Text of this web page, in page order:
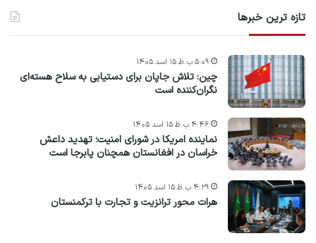
تازه ترین خبرها
چین: تلاش جاپان برای دستیابی به سلاح هسته‌ای
نگران‌کننده است
۵:۰۹ ب.ظ ۱۵ اسد ۱۴۰۵
نماینده امریکا در شورای امنیت؛ تهدید داعش
خراسان در افغانستان همچنان پابرجا است
۴:۴۶ ب.ظ ۱۵ اسد ۱۴۰۵
هرات محور ترانزیت و تجارت با ترکمنستان
۴:۲۹ ب.ظ ۱۵ اسد ۱۴۰۵